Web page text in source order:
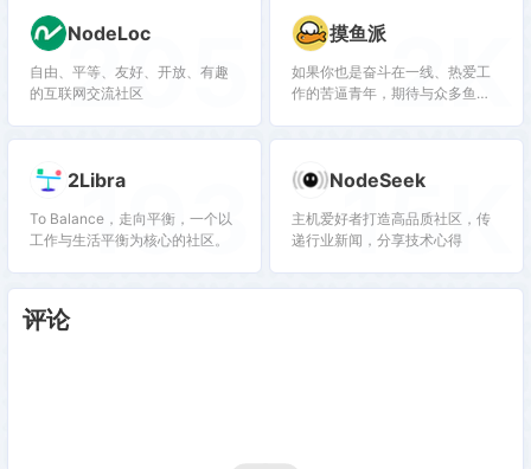
社区内容互补，适配导航技术爱
好者用户
NodeLoc
自由、平等、友好、开放、有趣
的互联网交流社区
205 摸鱼派
如果你也是奋斗在一线、热爱工
作的苦逼青年，期待与众多鱼油
派社区吧！
2K
2Libra
To Balance，走向平衡，一个以
工作与生活平衡为核心的社区。
193 NodeSeek
主机爱好者打造高品质社区，传
递行业新闻，分享技术心得
15K
评论